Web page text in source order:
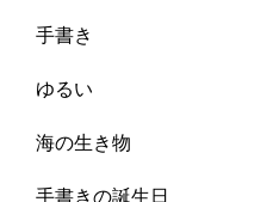
手書き
ゆるい
海の生き物
手書きの誕生日